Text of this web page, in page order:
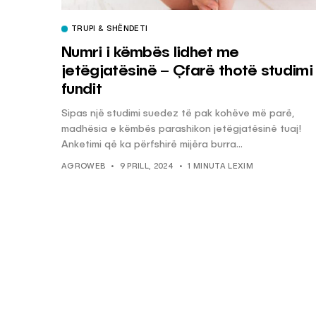
TRUPI & SHËNDETI
Numri i këmbës lidhet me
jetëgjatësinë – Çfarë thotë studimi
fundit
Sipas një studimi suedez të pak kohëve më parë,
madhësia e këmbës parashikon jetëgjatësinë tuaj!
Anketimi që ka përfshirë mijëra burra...
AGROWEB 9 PRILL, 2024 1 MINUTA LEXIM